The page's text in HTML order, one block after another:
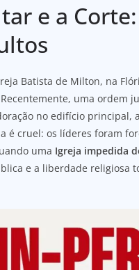
e a
Batista de Milton, na
uma ordem
no edifício principal,
é cruel: os líderes foram
uma Igreja impedida
e a liberdade religiosa